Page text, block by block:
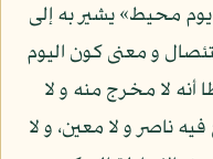
محيط» يشير به إلى
و معنى كون اليوم
لا مخرج منه و لا
ناصر و لا معين، و لا